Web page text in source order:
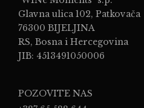
Glavna ulica 102, Patkovača
76300 BIJELJINA
RS, Bosna i Hercegovina
JIB: 4513491050006
POZOVITE NAS